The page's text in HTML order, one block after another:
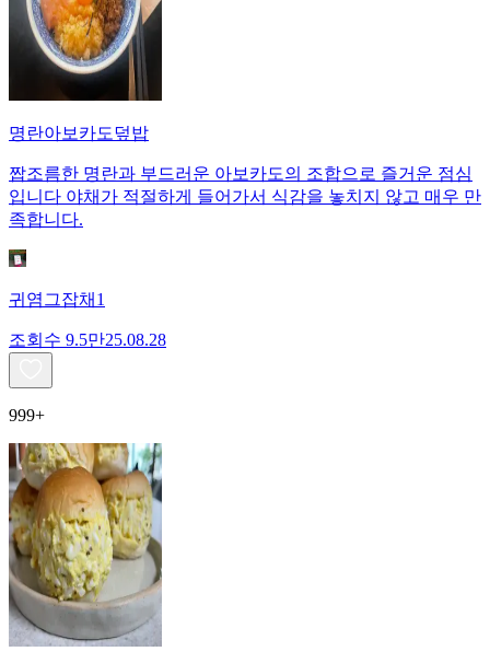
명란아보카도덮밥
짭조름한 명란과 부드러운 아보카도의 조합으로 즐거운 점심
입니다 야채가 적절하게 들어가서 식감을 놓치지 않고 매우 만
족합니다.
귀염그잡채1
조회수 9.5만25.08.28
999+